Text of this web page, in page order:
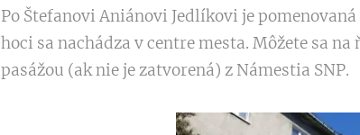
Po Štefanovi Aniánovi Jedlíkovi je
hoci sa nachádza v centre mesta. Môžete sa
pasážou (ak nie je zatvorená) z Námestia SNP.